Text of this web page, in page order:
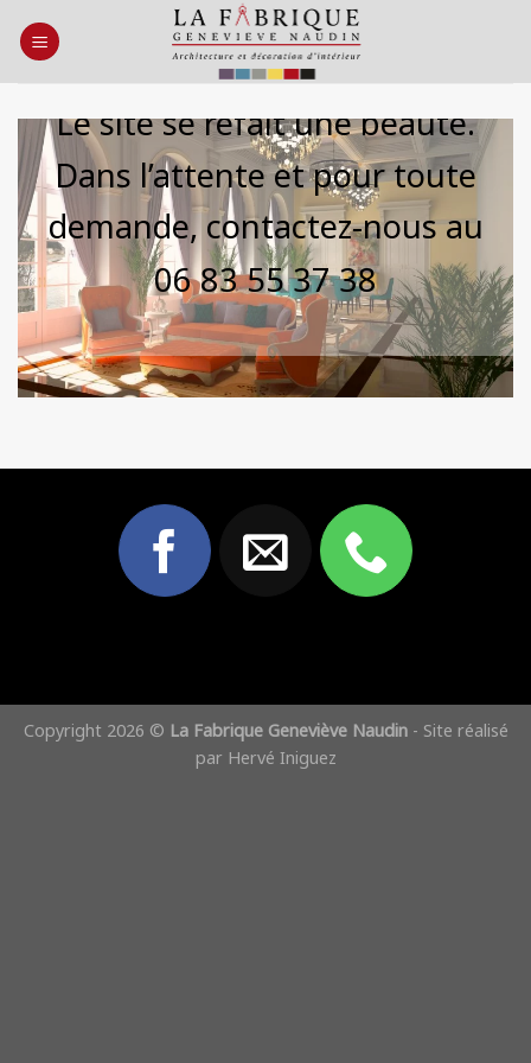
Le site se refait une beauté.
Dans l’attente et pour toute
demande, contactez-nous au
06 83 55 37 38
Copyright 2026 © La Fabrique Geneviève Naudin- Site réalisé
par Hervé Iniguez